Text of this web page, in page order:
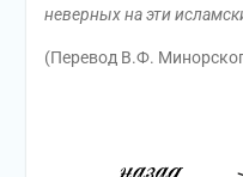
неверных на эти
(Перевод В.Ф.